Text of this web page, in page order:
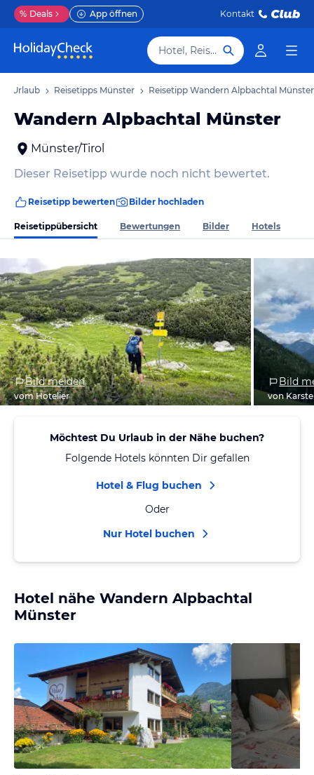
% Deals App öffnen Kontakt
Hotel, Reiseziel
Urlaub Reisetipps Münster Reisetipp Wandern Alpbachtal Münster
Wandern Alpbachtal Münster
Münster/Tirol
Dieser Reisetipp wurde noch nicht bewertet.
Reisetipp bewerten Bilder hochladen
Reisetippübersicht Bewertungen Bilder Hotels
Bild melden
vom Hotelier
Bild
von
Möchtest Du Urlaub in der Nähe buchen?
Folgende Hotels könnten Dir gefallen
Hotel & Flug buchen
Oder
Nur Hotel buchen
Hotel nähe Wandern Alpbachtal
Münster